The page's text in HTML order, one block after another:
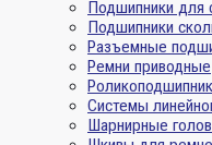
Подшипники для
Подшипники
Разъемные
Ремни приводные
Системы
Шарнирные